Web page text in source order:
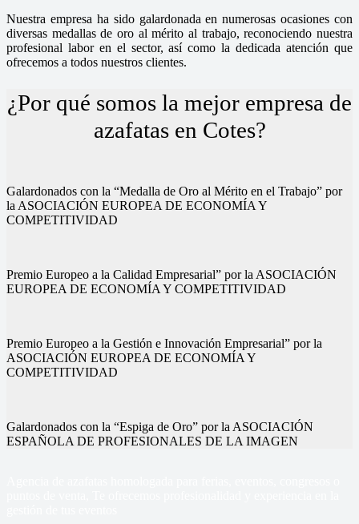
Nuestra empresa ha sido galardonada en numerosas ocasiones con
diversas medallas de oro al mérito al trabajo, reconociendo nuestra
profesional labor en el sector, así como la dedicada atención que
ofrecemos a todos nuestros clientes.
¿Por qué somos la mejor empresa de
azafatas en Cotes?
Galardonados con la “Medalla de Oro al Mérito en el Trabajo” por
la ASOCIACIÓN EUROPEA DE ECONOMÍA Y
COMPETITIVIDAD
Premio Europeo a la Calidad Empresarial” por la ASOCIACIÓN
EUROPEA DE ECONOMÍA Y COMPETITIVIDAD
Premio Europeo a la Gestión e Innovación Empresarial” por la
ASOCIACIÓN EUROPEA DE ECONOMÍA Y
COMPETITIVIDAD
Galardonados con la “Espiga de Oro” por la ASOCIACIÓN
ESPAÑOLA DE PROFESIONALES DE LA IMAGEN